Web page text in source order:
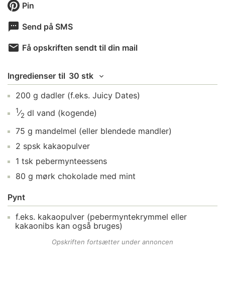
Pin
Send på SMS
Få opskriften sendt til din mail
Ingredienser til 30 stk
200 g dadler (f.eks. Juicy Dates)
1⁄2 dl vand (kogende)
75 g mandelmel (eller blendede mandler)
2 spsk kakaopulver
1 tsk pebermynteessens
80 g mørk chokolade med mint
Pynt
f.eks. kakaopulver (pebermyntekrymmel eller
kakaonibs kan også bruges)
Opskriften fortsætter under annoncen